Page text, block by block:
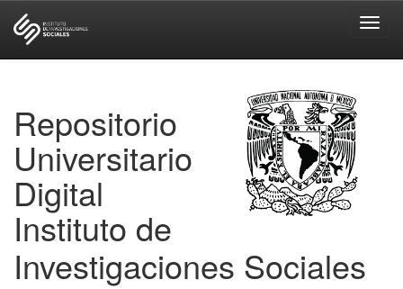
Repositorio
Universitario
Digital
Instituto de
Investigaciones Sociales